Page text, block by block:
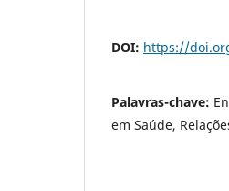
DOI: https://
Palavras-chave:
em Saúde,